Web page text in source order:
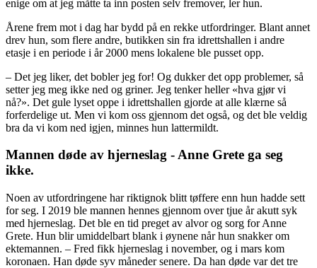
enige om at jeg måtte ta inn posten selv fremover, ler hun.
Årene frem mot i dag har bydd på en rekke utfordringer. Blant annet
drev hun, som flere andre, butikken sin fra idrettshallen i andre
etasje i en periode i år 2000 mens lokalene ble pusset opp.
– Det jeg liker, det bobler jeg for! Og dukker det opp problemer, så
setter jeg meg ikke ned og griner. Jeg tenker heller «hva gjør vi
nå?». Det gule lyset oppe i idrettshallen gjorde at alle klærne så
forferdelige ut. Men vi kom oss gjennom det også, og det ble veldig
bra da vi kom ned igjen, minnes hun lattermildt.
Mannen døde av hjerneslag - Anne Grete ga seg
ikke.
Noen av utfordringene har riktignok blitt tøffere enn hun hadde sett
for seg. I 2019 ble mannen hennes gjennom over tjue år akutt syk
med hjerneslag. Det ble en tid preget av alvor og sorg for Anne
Grete. Hun blir umiddelbart blank i øynene når hun snakker om
ektemannen. – Fred fikk hjerneslag i november, og i mars kom
koronaen. Han døde syv måneder senere. Da han døde var det tre